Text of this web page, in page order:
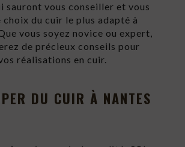
sauront vous conseiller et vous
choix du cuir le plus adapté à
vous soyez novice ou expert,
de précieux conseils pour
réalisations en cuir.
DU CUIR À NANTES